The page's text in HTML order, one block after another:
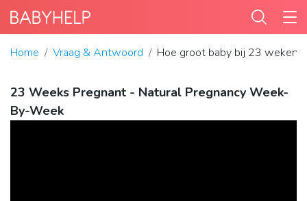
Home Vraag & Antwoord Hoe groot baby bij 23 weken?
23 Weeks Pregnant - Natural Pregnancy Week-
By-Week